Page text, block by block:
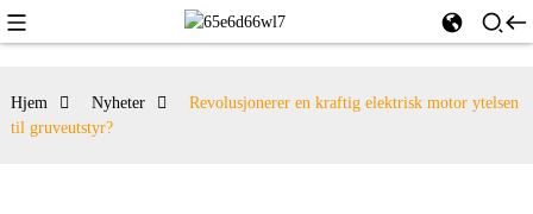
Hjem Nyheter
Revolusjonerer en kraftig elektrisk motor ytelsen
til gruveutstyr?